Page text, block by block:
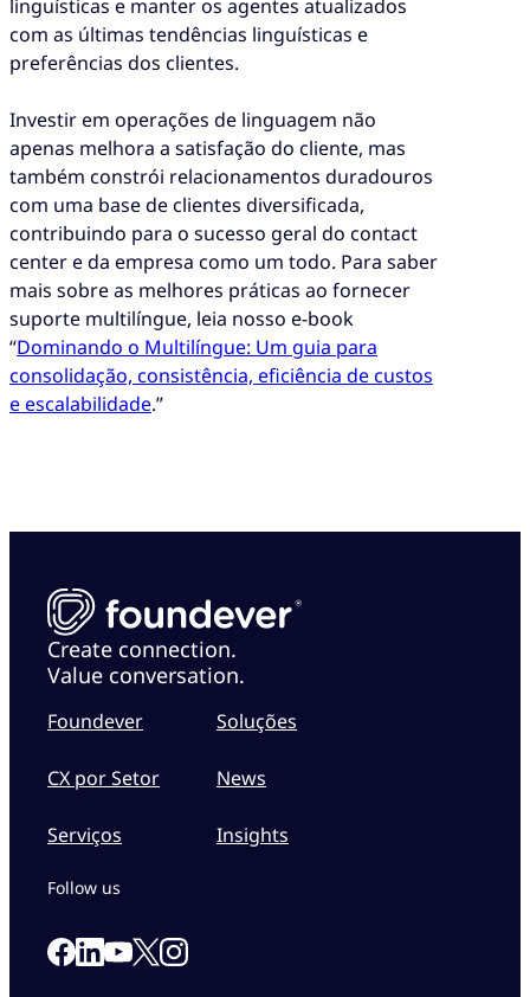
linguísticas e manter os agentes atualizados
com as últimas tendências linguísticas e
preferências dos clientes.
Investir em operações de linguagem não
apenas melhora a satisfação do cliente, mas
também constrói relacionamentos duradouros
com uma base de clientes diversificada,
contribuindo para o sucesso geral do contact
center e da empresa como um todo. Para saber
mais sobre as melhores práticas ao fornecer
suporte multilíngue, leia nosso e-book
“Dominando o Multilíngue: Um guia para
consolidação, consistência, eficiência de custos
e escalabilidade.”
Create connection.
Value conversation.
Foundever
CX por Setor
Serviços
Soluções
News
Insights
Follow us
Link to our Facebook page
Link to our Linkedin page
Link to our Youtube page
Link to our X page
Link to our Instagram page